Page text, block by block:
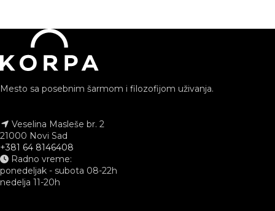
Mesto sa posebnim šarmom i filozofijom uživanja.
Veselina Masleše br. 2
21000 Novi Sad
+381 64 8146408
Radno vreme:
ponedeljak - subota 08-22h
nedelja 11-20h